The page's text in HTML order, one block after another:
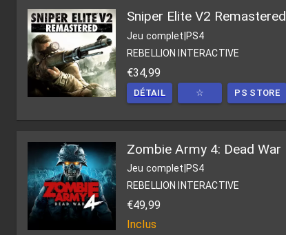
Sniper Elite V2 Remastered
Jeu complet PS4
REBELLION INTERACTIVE
€34,99
DÉTAIL ☆ PS STORE
Zombie Army 4: Dead War
Jeu complet PS4
REBELLION INTERACTIVE
€49,99
Inclus